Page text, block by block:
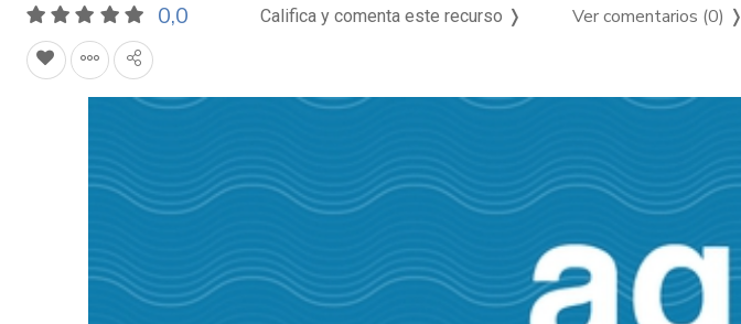
0,0 Califica y comenta este recurso ❭ Ver comentarios (0) ❭